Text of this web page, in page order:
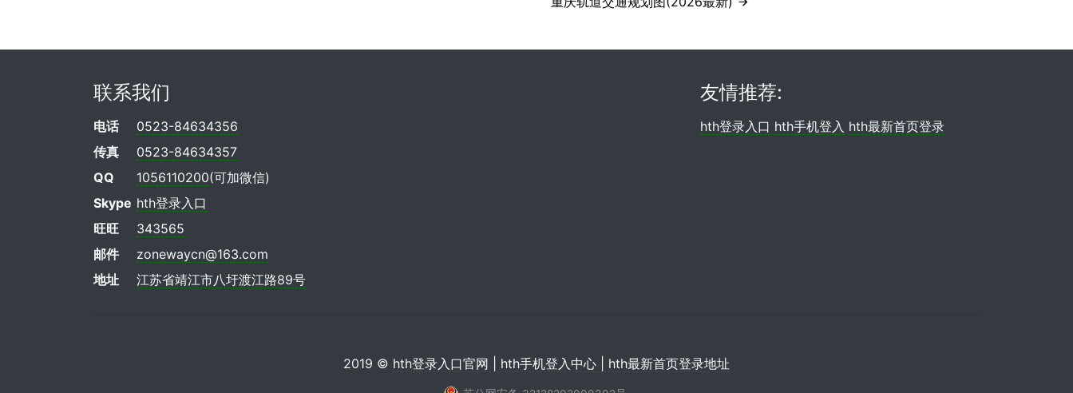
联系我们
电话
0523-84634356
传真
0523-84634357
QQ
1056110200(可加微信)
Skype hth登录入口
旺旺
343565
邮件
zonewaycn@163.com
地址
江苏省靖江市八圩渡江路89号
友情推荐:
hth登录入口 hth手机登入 hth最新首页登录
2019 © hth登录入口官网 | hth手机登入中心 | hth最新首页登录地址